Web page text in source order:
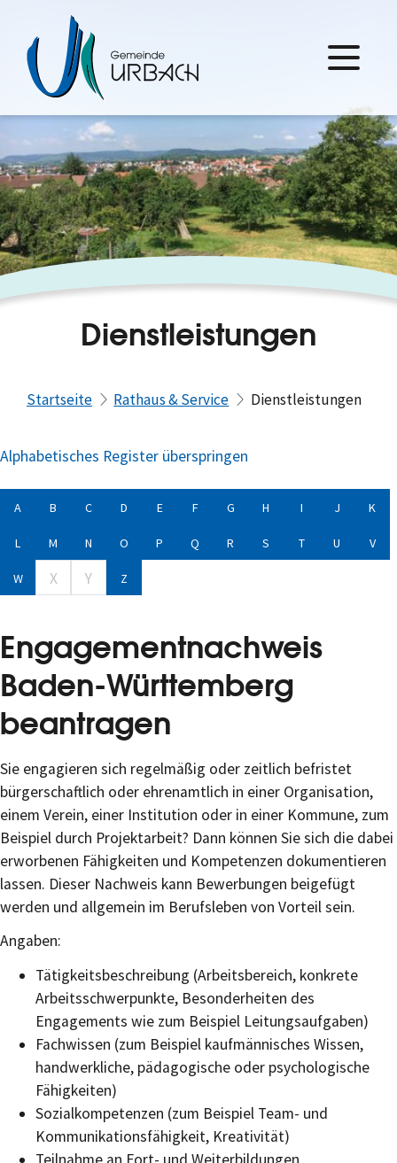
Dienstleistungen
Startseite Rathaus & Service Dienstleistungen
Alphabetisches Register überspringen
A B C D E F G H I J K
L M N O P Q R S T U V
W X Y Z
Engagementnachweis
Baden-Württemberg
beantragen
Sie engagieren sich regelmäßig oder zeitlich befristet
bürgerschaftlich oder ehrenamtlich in einer Organisation,
einem Verein, einer Institution oder in einer Kommune, zum
Beispiel durch Projektarbeit? Dann können Sie sich die dabei
erworbenen Fähigkeiten und Kompetenzen dokumentieren
lassen. Dieser Nachweis kann Bewerbungen beigefügt
werden und allgemein im Berufsleben von Vorteil sein.
Angaben:
Tätigkeitsbeschreibung (Arbeitsbereich, konkrete
Arbeitsschwerpunkte, Besonderheiten des
Engagements wie zum Beispiel Leitungsaufgaben)
Fachwissen (zum Beispiel kaufmännisches Wissen,
handwerkliche, pädagogische oder psychologische
Fähigkeiten)
Sozialkompetenzen (zum Beispiel Team- und
Kommunikationsfähigkeit, Kreativität)
Teilnahme an Fort- und Weiterbildungen